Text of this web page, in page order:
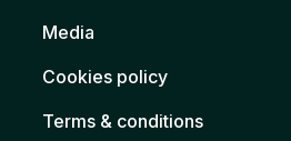
Media
Cookies policy
Terms & conditions